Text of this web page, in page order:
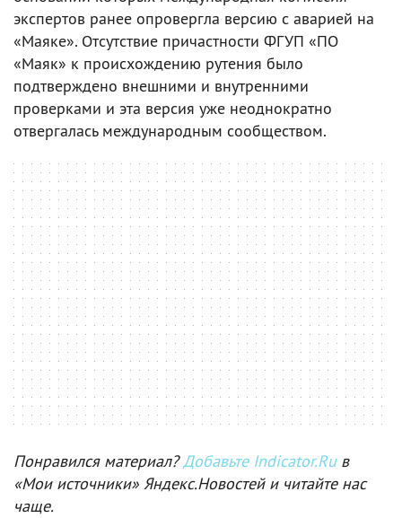
экспертов ранее опровергла версию с аварией на
«Маяке». Отсутствие причастности ФГУП «ПО
«Маяк» к происхождению рутения было
подтверждено внешними и внутренними
проверками и эта версия уже неоднократно
отвергалась международным сообществом.
Понравился материал?Добавьте Indicator.Ruв
«Мои источники» Яндекс.Новостей и читайте нас
чаще.